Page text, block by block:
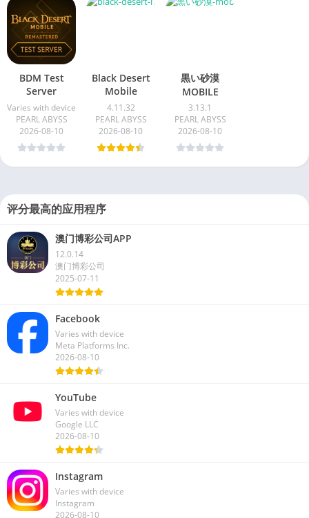
BDM Test
Server
Varies with device
PEARL ABYSS
2026-08-10
Black Desert
Mobile
4.11.32
PEARL ABYSS
2026-08-10
黒い砂漠
MOBILE
3.13.1
PEARL ABYSS
2026-08-10
评分最高的应用程序
澳门博彩公司APP
12.0.14
澳门博彩公司
2025-07-11
Facebook
Varies with device
Meta Platforms Inc.
2026-08-10
YouTube
Varies with device
Google LLC
2026-08-10
Instagram
Varies with device
Instagram
2026-08-10